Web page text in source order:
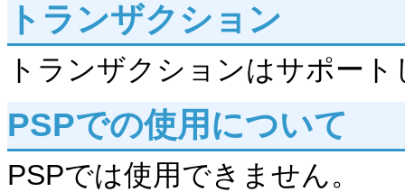
トランザクション
トランザクションはサポー
PSPでの使用について
PSPでは使用できません。